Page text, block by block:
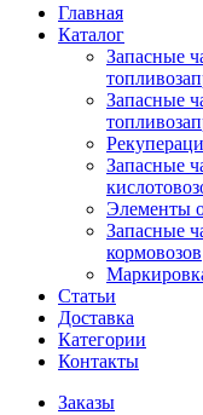
Главная
Каталог
Запасные
Запасные
Запасные
Элементы
Запасные
кормовозов
Статьи
Доставка
Категории
Контакты
Заказы